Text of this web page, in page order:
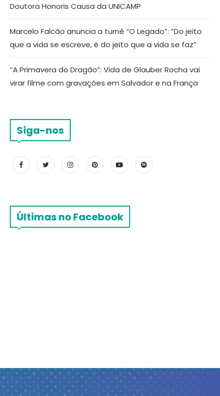
Doutora Honoris Causa da UNICAMP
Marcelo Falcão anuncia a turnê “O Legado”: “Do jeito
que a vida se escreve, é do jeito que a vida se faz”
“A Primavera do Dragão”: Vida de Glauber Rocha vai
virar filme com gravações em Salvador e na França
Siga-nos
Últimas no Facebook